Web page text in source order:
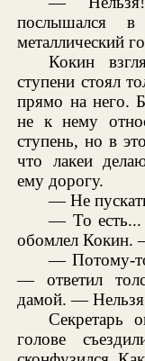
послышался
металлический
Кокин
ступени стоял
прямо на него.
не к нему
ступень, но в
что лакеи
ему дорогу.
— Не
— То есть...
обомлел Кокин.
— Потому-
— ответил
дамой. —
Секретарь
голове